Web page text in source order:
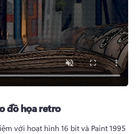
đồ họa retro
với hoạt hình 16 bit và Paint 1995